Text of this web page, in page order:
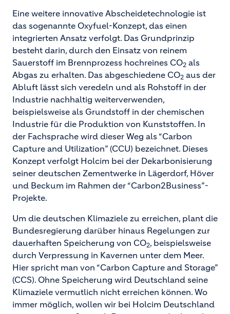
Eine weitere innovative Abscheidetechnologie ist
das sogenannte Oxyfuel-Konzept, das einen
integrierten Ansatz verfolgt. Das Grundprinzip
besteht darin, durch den Einsatz von reinem
Sauerstoff im Brennprozess hochreines CO2 als
Abgas zu erhalten. Das abgeschiedene CO2 aus der
Abluft lässt sich veredeln und als Rohstoff in der
Industrie nachhaltig weiterverwenden,
beispielsweise als Grundstoff in der chemischen
Industrie für die Produktion von Kunststoffen. In
der Fachsprache wird dieser Weg als “Carbon
Capture and Utilization” (CCU) bezeichnet. Dieses
Konzept verfolgt Holcim bei der Dekarbonisierung
seiner deutschen Zementwerke in Lägerdorf, Höver
und Beckum im Rahmen der “Carbon2Business”-
Projekte.
Um die deutschen Klimaziele zu erreichen, plant die
Bundesregierung darüber hinaus Regelungen zur
dauerhaften Speicherung von CO2, beispielsweise
durch Verpressung in Kavernen unter dem Meer.
Hier spricht man von “Carbon Capture and Storage”
(CCS). Ohne Speicherung wird Deutschland seine
Klimaziele vermutlich nicht erreichen können. Wo
immer möglich, wollen wir bei Holcim Deutschland